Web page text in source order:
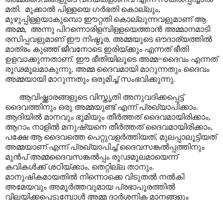
മതി. മുക്കാൽ പിള്ളയെ ഗർഭതി കൊല്ലും,
മുഴുപ്പിള്ളയാകുമ്പൊ ഈറ്റതി കൊല്ലുന്നവളുമാണ് ആ
അമ്മ, അന്നു പിറന്നൊരിളമ്പിള്ളയെത്താൻ അമ്മാനമാടി
രസിപ്പവളുമാണ് ഈ നിഷ്ഠൂര. അമ്മയുടെ ഔദാര്യത്തിൽ
മാത്രം കുഞ്ഞ് ജീവനോടെ ഇരിയ്ക്കും എന്നത് ഭീതി
ഉളവാക്കുന്നതാണ്. ഈ ഭീതിയിലൂടെ അമ്മ=ദൈവം എന്നത്
രൂഢമൂലമാകുന്നു, അമ്മ ദൈവമായി മാറുന്നതും ദൈവം
അമ്മയായി മാറുന്നതും ഒരുമിച്ച് സംഭവിക്കുന്നു.
ആവിഷ്ക്കാരങ്ങളുടെ വിസ്തൃതി അനുവദിക്കപ്പെട്ട്
ദൈവത്തിനും ഒരു അമ്മയുണ്ട് എന്ന് പ്രഖ്യാപിക്കാം.
ആദിയിൽ മാനവും ഭൂമിയും തീർത്തത് ദൈവമായിരിക്കാം,
ആറാം നാളിൽ മനുഷ്യനെ തീർത്തത് ദൈവമായിരിക്കാം,
പക്ഷേ ആ ദൈവത്തെ പെറ്റുവളർത്തിയത്, മുലപ്പാലൂട്ടിയത്
അമ്മയാണ് എന്ന് പ്രഖ്യാപിച്ച് ദൈവസങ്കൽപ്പത്തിനും
മുൻപ് അമ്മദൈവസങ്കൽപ്പം രൂഢമൂലമായെന്ന്
കവികൾക്ക് ശഠിയ്ക്കാം, തെറ്റില്ല താനും.
മാനുഷികമായതിൽ നിന്നൊക്കെ വിടുതൽ നൽകി
അമേയവും അമൂർത്തവുമായ പ്രഭാപൂരത്തിൽ
വിലയിക്കപ്പെടുമ്പോൾ അമ്മ ദാർശനിക മാനങ്ങളും